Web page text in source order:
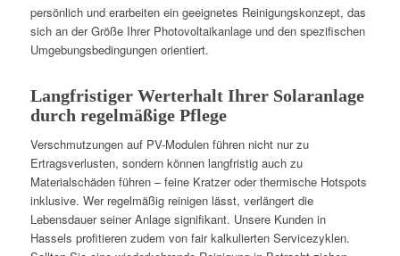
persönlich und erarbeiten ein geeignetes Reinigungskonzept, das
sich an der Größe Ihrer Photovoltaikanlage und den spezifischen
Umgebungsbedingungen orientiert.
Langfristiger Werterhalt Ihrer Solaranlage
durch regelmäßige Pflege
Verschmutzungen auf PV-Modulen führen nicht nur zu
Ertragsverlusten, sondern können langfristig auch zu
Materialschäden führen – feine Kratzer oder thermische Hotspots
inklusive. Wer regelmäßig reinigen lässt, verlängert die
Lebensdauer seiner Anlage signifikant. Unsere Kunden in
Hassels profitieren zudem von fair kalkulierten Servicezyklen.